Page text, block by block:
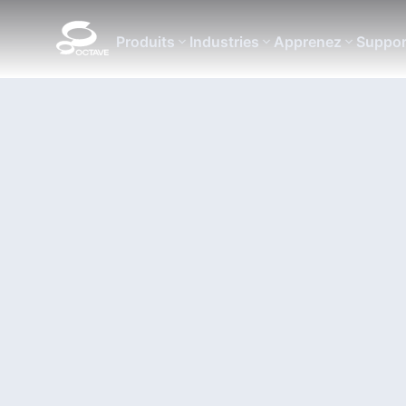
Produits Industries Apprenez